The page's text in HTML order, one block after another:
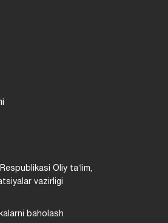
Oliy taʼlim,
vazirligi
baholash